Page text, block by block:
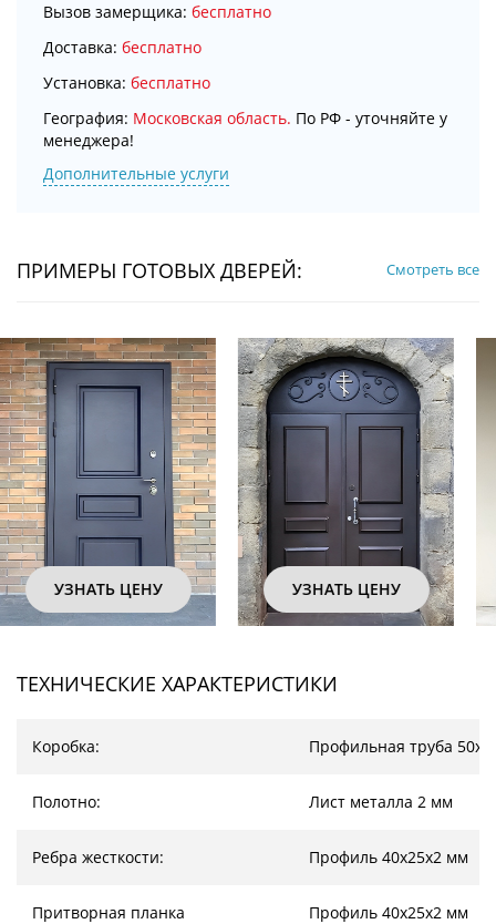
Вызов замерщика: бесплатно
Доставка: бесплатно
Установка: бесплатно
География: Московская область. По РФ - уточняйте у
менеджера!
Дополнительные услуги
ПРИМЕРЫ ГОТОВЫХ ДВЕРЕЙ: Смотреть все
УЗНАТЬ ЦЕНУ УЗНАТЬ ЦЕНУ
ТЕХНИЧЕСКИЕ ХАРАКТЕРИСТИКИ
Коробка: Профильная труба
Полотно: Лист металла 2 мм
Ребра жесткости: Профиль 40х25х2 мм
Притворная планка
Профиль 40х25х2 мм